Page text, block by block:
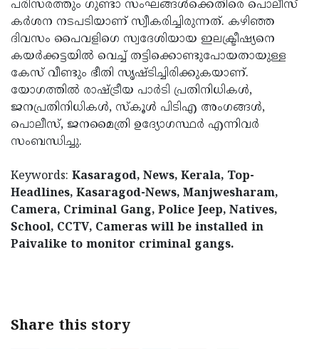
പരിസരത്തും ഗുണ്ടാ സംഘങ്ങള്‍ക്കെതിരെ പൊലീസ്
കര്‍ശന നടപടിയാണ് സ്വീകരിച്ചിരുന്നത്. കഴിഞ്ഞ
ദിവസം പൈവളിഗെ സ്വദേശിയായ ഇലക്ട്രീഷ്യനെ
കയര്‍ക്കട്ടയില്‍ വെച്ച് തട്ടിക്കൊണ്ടുപോയതായുള്ള
കേസ് വീണ്ടും ഭീതി സൃഷ്ടിച്ചിരിക്കുകയാണ്.
യോഗത്തില്‍ രാഷ്ട്രീയ പാര്‍ടി പ്രതിനിധികൾ,
ജനപ്രതിനിധികൾ, സ്‌കൂള്‍ പിടിഎ അംഗങ്ങള്‍,
പൊലീസ്, ജനമൈത്രി ഉദ്യോഗസ്ഥര്‍ എന്നിവര്‍
സംബന്ധിച്ചു.
Keywords: Kasaragod, News, Kerala, Top-
Headlines, Kasaragod-News, Manjwesharam,
Camera, Criminal Gang, Police Jeep, Natives,
School, CCTV, Cameras will be installed in
Paivalike to monitor criminal gangs.
Share this story